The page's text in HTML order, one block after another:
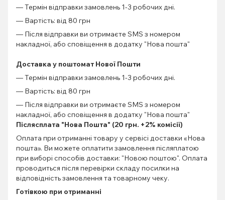
— Термін відправки замовлень 1-3 робочих дні.
— Вартість: від 80 грн
— Після відправки ви отримаєте SMS з номером
накладної, або сповіщення в додатку "Нова пошта"
Доставка у поштомат Нової Пошти
— Термін відправки замовлень 1-3 робочих дні.
— Вартість: від 80 грн
— Після відправки ви отримаєте SMS з номером
накладної, або сповіщення в додатку "Нова пошта"
Післясплата "Нова Пошта" (20 грн. +2% комісії)
Оплата при отриманні товару у сервісі доставки «Нова
пошта». Ви можете оплатити замовлення післяплатою
при виборі способів доставки: "Новою поштою". Оплата
проводиться після перевірки складу посилки на
відповідність замовлення та товарному чеку.
Готівкою при отриманні